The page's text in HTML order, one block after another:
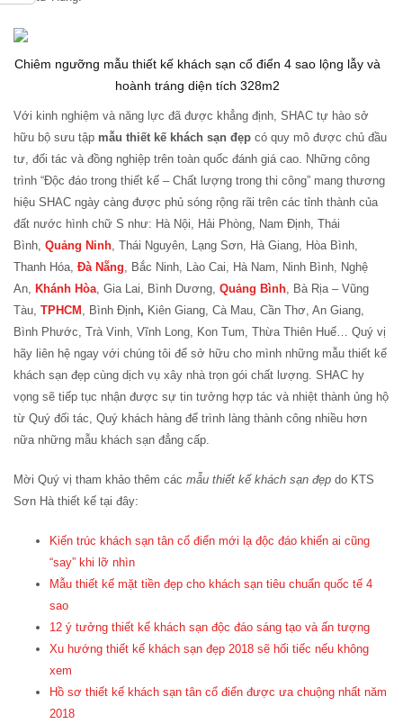
Chiêm ngưỡng mẫu thiết kế khách sạn cổ điển 4 sao lộng lẫy và
hoành tráng diện tích 328m2
Với kinh nghiệm và năng lực đã được khẳng định, SHAC tự hào sở
hữu bộ sưu tập mẫu thiết kế khách sạn đẹp có quy mô được chủ đầu
tư, đối tác và đồng nghiệp trên toàn quốc đánh giá cao. Những công
trình “Độc đáo trong thiết kế – Chất lượng trong thi công” mang thương
hiệu SHAC ngày càng được phủ sóng rộng rãi trên các tỉnh thành của
đất nước hình chữ S như: Hà Nội, Hải Phòng, Nam Định, Thái
Bình, Quảng Ninh , Thái Nguyên, Lạng Sơn, Hà Giang, Hòa Bình,
Thanh Hóa, Đà Nẵng , Bắc Ninh, Lào Cai, Hà Nam, Ninh Bình, Nghệ
An,
Khánh Hòa , Gia Lai, Bình Dương, Quảng Bình , Bà Rịa – Vũng
Tàu, TPHCM , Bình Định, Kiên Giang, Cà Mau, Cần Thơ, An Giang,
Bình Phước, Trà Vinh, Vĩnh Long, Kon Tum, Thừa Thiên Huế… Quý vị
hãy liên hệ ngay với chúng tôi để sở hữu cho mình những mẫu thiết kế
khách sạn đẹp cùng dịch vụ xây nhà trọn gói chất lượng. SHAC hy
vọng sẽ tiếp tục nhận được sự tin tưởng hợp tác và nhiệt thành ủng hộ
từ Quý đối tác, Quý khách hàng để trình làng thành công nhiều hơn
nữa những mẫu khách sạn đẳng cấp.
Mời Quý vị tham khảo thêm các mẫu thiết kế khách sạn đẹp do KTS
Sơn Hà thiết kế tại đây:
Kiến trúc khách sạn tân cổ điển mới lạ độc đáo khiến ai cũng
“say” khi lỡ nhìn
Mẫu thiết kế mặt tiền đẹp cho khách sạn tiêu chuẩn quốc tế 4
sao
12 ý tưởng thiết kế khách sạn độc đáo sáng tạo và ấn tượng
Xu hướng thiết kế khách sạn đẹp 2018 sẽ hối tiếc nếu không
xem
Hồ sơ thiết kế khách sạn tân cổ điển được ưa chuộng nhất năm
2018